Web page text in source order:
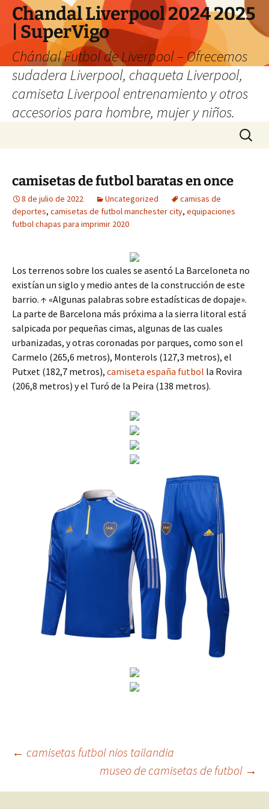
Chandal Liverpool 2024 2025
| SuperVigo
Chándal Futbol de Liverpool – Ofrecemos
sudadera Liverpool, chaqueta Liverpool,
camiseta Liverpool entrenamiento y otros
accesorios para hombre, mujer y niños.
Buscar:
camisetas de futbol baratas en once
8 de julio de 2022 Uncategorized
camisas de
deportes, camisetas de futbol manchester city, equipaciones
futbol chapas para imprimir 2020
Los terrenos sobre los cuales se asentó La Barceloneta no
existían un siglo y medio antes de la construcción de este
barrio. ↑ «Algunas palabras sobre estadísticas de dopaje».
La parte de Barcelona más próxima a la sierra litoral está
salpicada por pequeñas cimas, algunas de las cuales
urbanizadas, y otras coronadas por parques, como son el
Carmelo (265,6 metros), Monterols (127,3 metros), el
Putxet (182,7 metros), camiseta españa futbol la Rovira
(206,8 metros) y el Turó de la Peira (138 metros).
Navegación
de
← camisetas futbol nios tailandia
museo de camisetas de futbol →